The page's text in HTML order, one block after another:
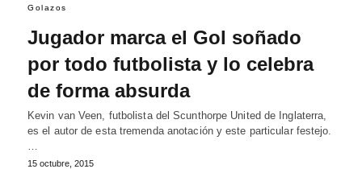
Golazos
Jugador marca el Gol soñado
por todo futbolista y lo celebra
de forma absurda
Kevin van Veen, futbolista del Scunthorpe United de Inglaterra,
es el autor de esta tremenda anotación y este particular festejo.
15 octubre, 2015